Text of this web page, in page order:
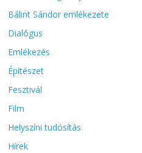
Bálint Sándor emlékezete
Dialógus
Emlékezés
Építészet
Fesztivál
Film
Helyszíni tudósítás
Hírek